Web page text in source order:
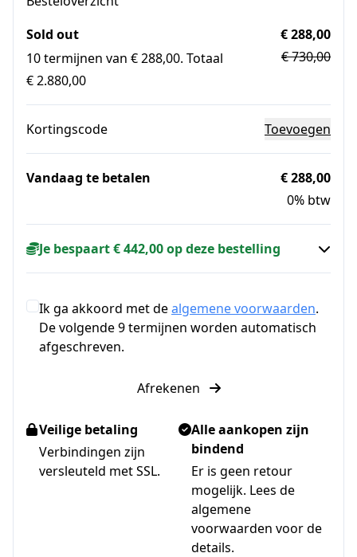
Sold out
10 termijnen van € 288,00. Totaal
€ 2.880,00
€ 288,00
€ 730,00
Kortingscode Toevoegen
Vandaag te betalen
€ 288,00
0% btw
Je bespaart € 442,00 op deze bestelling
Ik ga akkoord met dealgemene voorwaarden.
De volgende 9 termijnen worden automatisch
afgeschreven.
Afrekenen
Veilige betaling
Verbindingen zijn
versleuteld met SSL.
Alle aankopen zijn
bindend
Er is geen retour
mogelijk. Lees de
algemene
voorwaarden voor de
details.